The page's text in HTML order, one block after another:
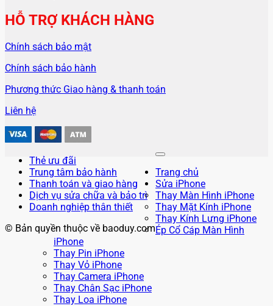
HỖ TRỢ KHÁCH HÀNG
Chính sách bảo mật
Chính sách bảo hành
Phương thức Giao hàng & thanh toán
Liên hệ
Thẻ ưu đãi
Trung tâm bảo hành
Thanh toán và giao hàng
Dịch vụ sửa chữa và bảo trì
Doanh nghiệp thân thiết
© Bản quyền thuộc về baoduy.com
Trang chủ
Sửa iPhone
Thay Màn Hình iPhone
Thay Mặt Kính iPhone
Thay Kính Lưng iPhone
Ép Cổ Cáp Màn Hình
iPhone
Thay Pin iPhone
Thay Vỏ iPhone
Thay Camera iPhone
Thay Chân Sạc iPhone
Thay Loa iPhone